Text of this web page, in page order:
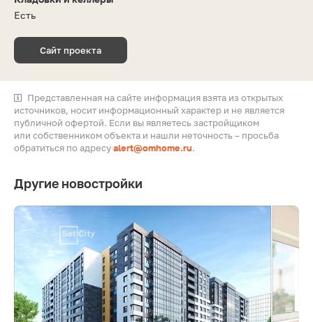
Есть
Сайт проекта
Представленная на сайте информация взята из открытых
источников, носит информационный характер и не является
публичной офертой. Если вы являетесь застройщиком
или собственником объекта и нашли неточность – просьба
обратиться по адресуalert@omhome.ru.
Другие новостройки